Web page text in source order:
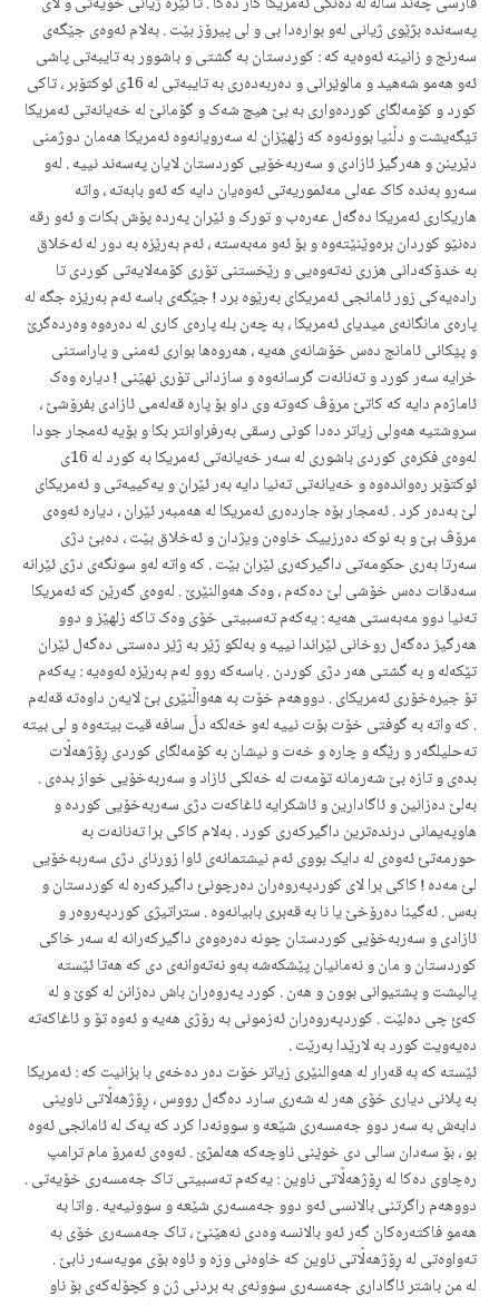
پەسەندە بژێوی ژیانی لەو بوارەدا بی و لی پیرۆز بێت . بەلام ئەوەی جێگەی
سەرنج و زانینە ئەوەیە کە : کوردستان بە گشتی و باشوور بە تایبەتی پاشی
ئەو هەمو شەهید و مالوؽرانی و دەربەدەری بە تایبەتی لە 16ی ئوکتۆبر ، تاکی
کورد و کۆمەلگای کوردەواری بە بێ هیچ شەک و گۆمانێ لە خەیانەتی ئەمریکا
تؽگەیشت و دڵنیا بوونەوە کە زلهێزان لە سەرویانەوە ئەمریکا هەمان دوژمنی
دێرینن و هەرگیز ئازادی و سەربەخۆیی کوردستان لایان پەسەند نییە . لەو
سەرو بەندە کاک عەلی مەئموریەتی ئەوەیان دایە کە ئەو بابەتە ، واتە
هاریکاری ئەمریکا دەگەل عەرەب و تورک و ئێران پەردە پۆش بکات و ئەو رقە
دەنێو کوردان برەوێنێتەوە و بۆ ئەو مەبەستە ، ئەم بەرێزە بە دور لە ئەخلاق
بە خدۆکەدانی هزری نەتەوەیی و رێخستنی تۆری کۆمەلایەتی کوردی تا
رادەیەکی زور ئامانجی ئەمریکای بەرێوە برد ! جێگەی باسە ئەم بەرؽزە جگە لە
پارەی مانگانەی میدیای ئەمریکا ، بە چەن بلە پارەی کاری لە دەرەوە وەردەگرێ
و پؽکانی ئامانج دەس خۆشانەی هەیە ، هەروەها بواری ئەمنی و پاراستنی
خرایە سەر کورد و تەنانەت گرسانەوە و سازدانی تۆری نهێنی ! دیارە وەک
ئاماژەم دایە کە کاتێ مرۆڤ کەوتە وی داو بۆ پارە قەلەمی ئازادی بفرۆشێ ،
سروشتیە هەولی زیاتر دەدا کونی رسقی بەرفراوانتر بکا و بۆیە ئەمجار جودا
لەوەی فکرەی کوردی باشوری لە سەر خەیانەتی ئەمریکا بە کورد لە 16ی
ئوکتۆبر رەواندەوە و خەیانەتی تەنیا دایە بەر ئێران و یەکییەتی و ئەمریکای
لێ بەدەر کرد . ئەمجار بۆە جاردەری ئەمریکا لە هەمبەر ئێران ، دیارە ئەوەی
مرۆڤ بێ و بە نوکە دەرزییک خاوەن ویژدان و ئەخلاق بێت ، دەبێ دژی
سەرتا بەری حکومەتی داگیرکەری ئێران بێت . کە واتە لەو سونگەی دژی ئێرانە
سەدقات دەس خۆشی لێ دەکەم ، وەک هەوالنێرێ . لەوەی گەرێن کە ئەمریکا
تەنیا دوو مەبەستی هەیە : یەکەم تەسبیتی خۆی وەک تاکە زلهێز و دوو
هەرگیز دەگەل روخانی ئێراندا نییە و بەلکو ژێر بە ژؽر دەستی دەگەل ئێران
تێکەلە و بە گشتی هەر دژی کوردن . باسەکە روو لەم بەرێزە ئەوەیە : یەکەم
تۆ جیرەخۆری ئەمریکای . دووهەم خۆت بە هەواڵنێری بێ لایەن داوەتە قەلەم
. کە واتە بە گوفتی خۆت بۆت نییە لەو خەلکە دڵ سافە قیت بیتەوە و لی بیتە
تەحلیلگەر و رێگە و چارە و خەت و نیشان بە کۆمەلگای کوردی ڕۆژهەڵات
بدەی و تازە بێ شەرمانە تۆمەت لە خەلکی ئازاد و سەربەخۆیی خواز بدەی .
بەلێ دەزانین و ئاگادارین و ئاشکرایە ئاغاکەت دژی سەربەخۆیی کوردە و
هاوپەیمانی درندەترین داگیرکەری کورد . بەلام کاکی برا تەنانەت بە
حورمەتئ ئەوەی لە دایک بووی ئەم نیشتمانەی ئاوا زورنای دژی سەربەخۆیی
لؽ مەدە ! کاکی برا لای کوردپەروەران دەرچونئ داگیرکەرە لە کوردستان و
بەس . ئەگینا دەرۆخێ یا نا بە قەبری بابیانەوە . ستراتیژی کوردپەروەر و
ئازادی و سەربەخۆیی کوردستان چونە دەرەوەی داگیرکەرانە لە سەر خاکی
کوردستان و مان و نەمانیان پێشکەشە بەو نەتەوانەی دی کە هەتا ئێستە
پالپشت و پشتیوانی بوون و هەن . کورد پەروەران باش دەزانن لە کوێ و لە
کەئ چی دەلێت . کوردپەروەران ئەزمونی بە رۆژی هەیە و ئەوە تۆ و ئاغاکەتە
دەیەویت کورد بە لارێدا بەرێت .
ئێستە کە بە قەرار لە هەوالنێری زیاتر خۆت دەر دەخەی با بزانیت کە : ئەمریکا
بە پلانی دیاری خۆی هەر لە شەری سارد دەگەل رووس ، ڕۆژهەڵاتی ناوینی
دابەش بە سەر دوو جەمسەری شێعە و سوونەدا کرد کە یەک لە ئامانجی ئەوە
بو ، بۆ سەدان سالی دی خوؽنی ناوچەکە هەلمژؽ . ئەوەی ئەمرۆ مام ترامپ
رەچاوی دەکا لە ڕۆژهەڵاتی ناوین : یەکەم تەسبیتی تاک جەمسەری خۆیەتی .
دووهەم راگرتنی بالانسی ئەو دوو جەمسەری شێعە و سوونیەیە . واتا بە
هەمو فاکتەرەکان گەر ئەو بالانسە وەدی نەهێنێ ، تاک جەمسەری خۆی بە
تەواوەتی لە ڕۆژهەڵاتی ناوین کە خاوەنی وزە و ئاوە بۆی مویەسەر نابێ .
لە من باشتر ئاگاداری جەمسەری سوونەی بە بردنی ژن و کچۆلەکەی بۆ ناو